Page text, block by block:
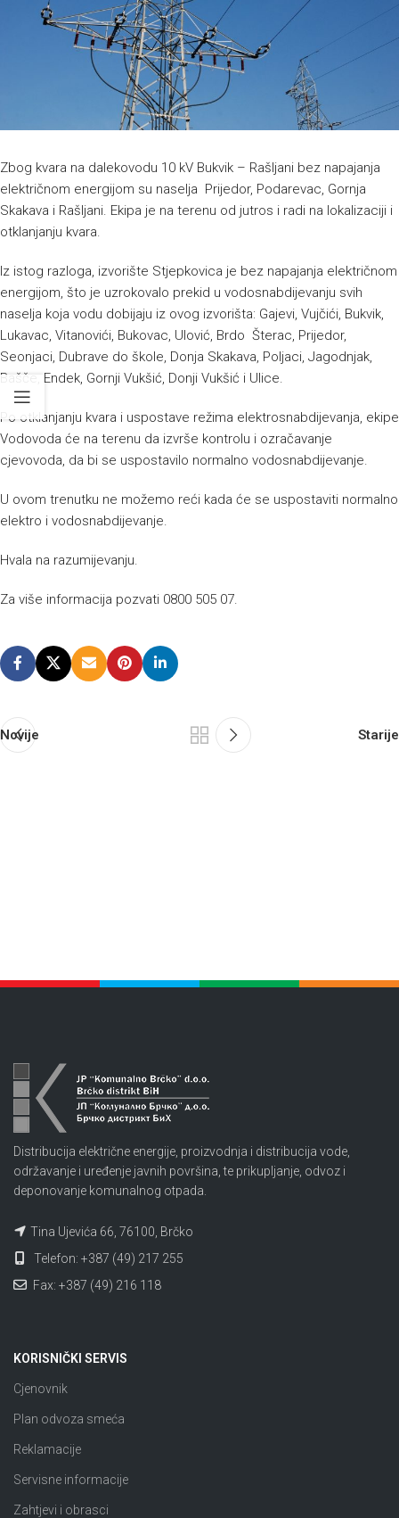
Zbog kvara na dalekovodu 10 kV Bukvik – Rašljani bez napajanja
električnom energijom su naselja Prijedor, Podarevac, Gornja
Skakava i Rašljani. Ekipa je na terenu od jutros i radi na lokalizaciji i
otklanjanju kvara.
Iz istog razloga, izvorište Stjepkovica je bez napajanja električnom
energijom, što je uzrokovalo prekid u vodosnabdijevanju svih
naselja koja vodu dobijaju iz ovog izvorišta: Gajevi, Vujčići, Bukvik,
Lukavac, Vitanovići, Bukovac, Ulović, Brdo Šterac, Prijedor,
Seonjaci, Dubrave do škole, Donja Skakava, Poljaci, Jagodnjak,
Bašče, Endek, Gornji Vukšić, Donji Vukšić i Ulice.
Po otklanjanju kvara i uspostave režima elektrosnabdijevanja, ekipe
Vodovoda će na terenu da izvrše kontrolu i ozračavanje
cjevovoda, da bi se uspostavilo normalno vodosnabdijevanje.
U ovom trenutku ne možemo reći kada će se uspostaviti normalno
elektro i vodosnabdijevanje.
Hvala na razumijevanju.
Za više informacija pozvati 0800 505 07.
Novije Starije
Distribucija električne energije, proizvodnja i distribucija vode,
održavanje i uređenje javnih površina, te prikupljanje, odvoz i
deponovanje komunalnog otpada.
Tina Ujevića 66, 76100, Brčko
Telefon: +387 (49) 217 255
Fax: +387 (49) 216 118
KORISNIČKI SERVIS
Cjenovnik
Plan odvoza smeća
Reklamacije
Servisne informacije
Zahtjevi i obrasci